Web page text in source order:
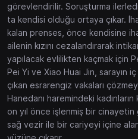
görevlendirilir. Soruşturma
ta kendisi olduğu ortaya çıkar.
kalan prenses, önce kendisine
ailenin kızını cezalandırarak
yapılacak evlilikten kaçmak için
Pei Yi ve Xiao Huai Jin, sarayın
çıkan esrarengiz vakaları
Hanedanı haremindeki
on yıl önce işlenmiş bir cinayetin
sağ vezir ile bir cariyeyi içine